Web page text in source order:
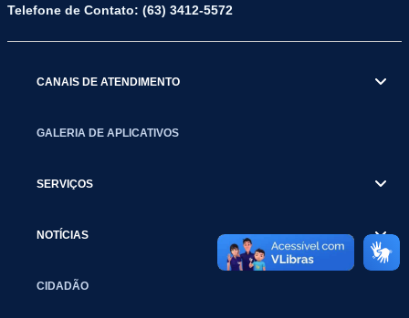
Telefone de Contato: (63) 3412-5572
CANAIS DE ATENDIMENTO
GALERIA DE APLICATIVOS
SERVIÇOS
NOTÍCIAS
CIDADÃO